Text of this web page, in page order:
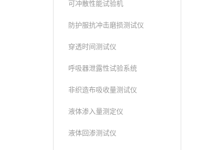
可冲散性能试验机
防护服抗冲击磨损测试仪
穿透时间测试仪
呼吸器泄露性试验系统
非织造布吸收量测试仪
液体渗入量测定仪
液体回渗测试仪